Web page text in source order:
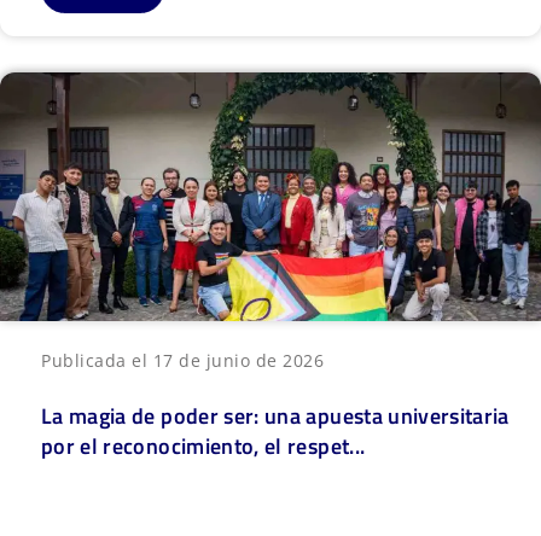
Publicada el 17 de junio de 2026
La magia de poder ser: una apuesta universitaria
por el reconocimiento, el respet...